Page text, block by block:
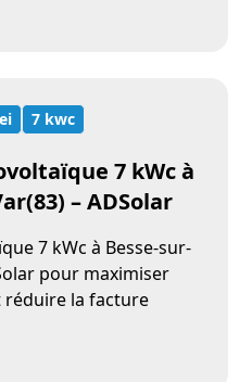
7 kwc
7 kWc à
– ADSolar
7 kWc à Besse-sur-
pour maximiser
réduire la facture